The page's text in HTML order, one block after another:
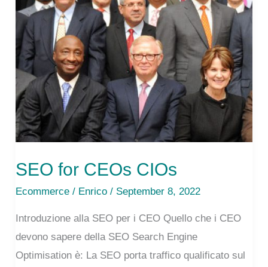
SEO for CEOs CIOs
Ecommerce / Enrico/ September 8, 2022
Introduzione alla SEO per i CEO Quello che i CEO
devono sapere della SEO Search Engine
Optimisation è: La SEO porta traffico qualificato sul